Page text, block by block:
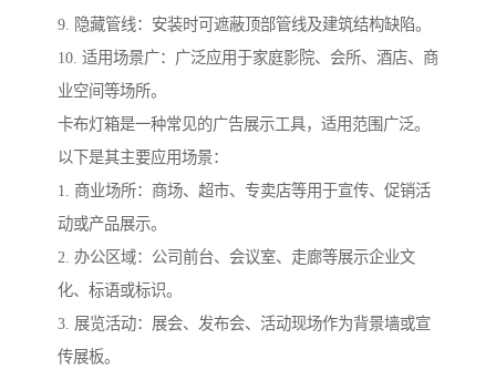
9. 隐藏管线：安装时可遮蔽顶部管线及建筑结构缺陷。
10. 适用场景广：广泛应用于家庭影院、会所、酒店、商
业空间等场所。
卡布灯箱是一种常见的广告展示工具，适用范围广泛。
以下是其主要应用场景：
1. 商业场所：商场、超市、专卖店等用于宣传、促销活
动或产品展示。
2. 办公区域：公司前台、会议室、走廊等展示企业文
化、标语或标识。
3. 展览活动：展会、发布会、活动现场作为背景墙或宣
传展板。